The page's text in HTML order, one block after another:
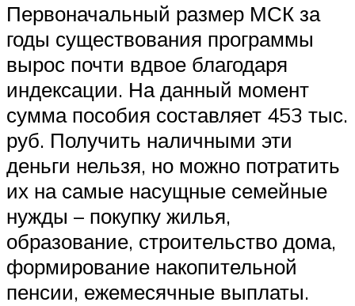
Первоначальный размер МСК за
годы существования программы
вырос почти вдвое благодаря
индексации. На данный момент
сумма пособия составляет 453 тыс.
руб. Получить наличными эти
деньги нельзя, но можно потратить
их на самые насущные семейные
нужды – покупку жилья,
образование, строительство дома,
формирование накопительной
пенсии, ежемесячные выплаты.